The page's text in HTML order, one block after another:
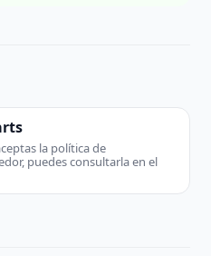
la política de
puedes consultarla en el